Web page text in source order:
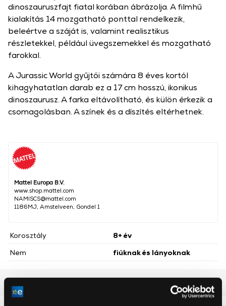
Mattel Europa B.V.
www.shop.mattel.com
NAMISCS@mattel.com
1186MJ, Amstelveen, Gondel 1
Korosztály
8+ év
Nem
fiúknak és lányoknak
dinoszauruszfajt fiatal korában ábrázolja. A filmhű
kialakítás 14 mozgatható ponttal rendelkezik,
beleértve a száját is, valamint realisztikus
részletekkel, például üvegszemekkel és mozgatható
farokkal.
A Jurassic World gyűjtői számára 8 éves kortól
kihagyhatatlan darab ez a 17 cm hosszú, ikonikus
dinoszaurusz. A farka eltávolítható, és külön érkezik a
csomagolásban. A színek és a díszítés eltérhetnek.